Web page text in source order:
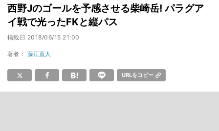
西野Jのゴールを予感させる柴崎岳! パラグア
イ戦で光ったFKと縦パス
掲載日 2018/06/15 21:00
著者： 藤江直人
URLをコピー